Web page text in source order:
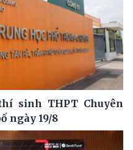
sinh THPT Chuyên
ngày 19/8